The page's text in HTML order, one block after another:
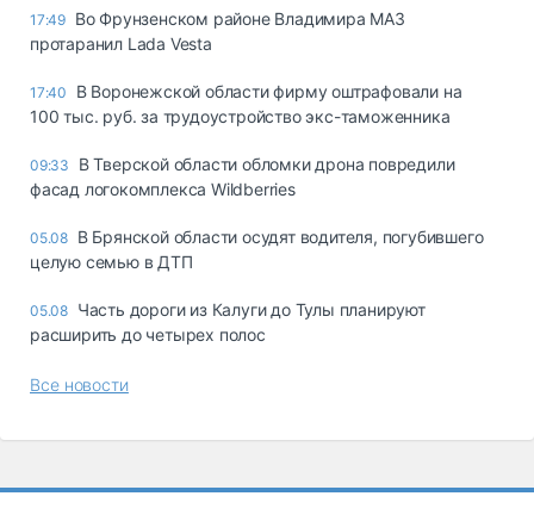
17:49 Во Фрунзенском районе Владимира МАЗ
протаранил Lada Vesta
17:40
В Воронежской области фирму оштрафовали на
100 тыс. руб. за трудоустройство экс-таможенника
09:33
В Тверской области обломки дрона повредили
фасад логокомплекса Wildberries
05.08 В Брянской области осудят водителя, погубившего
целую семью в ДТП
05.08 Часть дороги из Калуги до Тулы планируют
расширить до четырех полос
Все новости